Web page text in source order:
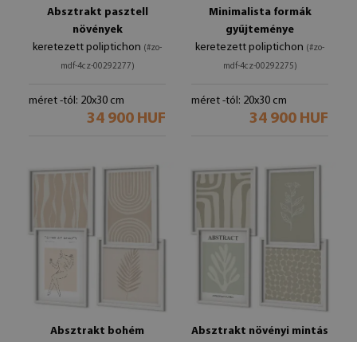
Absztrakt pasztell
növények
keretezett poliptichon (#zo-
mdf-4cz-00292277)
méret -tól: 20x30 cm
34 900 HUF
Minimalista formák
gyűjteménye
keretezett poliptichon (#zo-
mdf-4cz-00292275)
méret -tól: 20x30 cm
34 900 HUF
Absztrakt bohém
Absztrakt növényi mintás